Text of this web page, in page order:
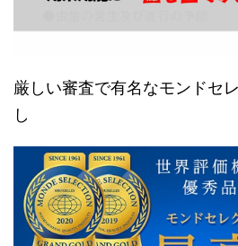
厳しい審査で有名なモンドセ
し